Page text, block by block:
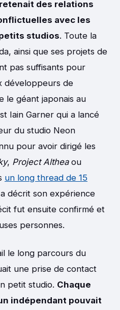
des relations
avec les
studios. Toute la
ainsi que ses projets de
pas suffisants pour
développeurs de
le géant japonais au
Iain Garner qui a lancé
du studio Neon
pour avoir dirigé les
, Project Altheaou
un long thread de 15
décrit son expérience
fut ensuite confirmé et
personnes.
le long parcours du
une prise de contact
petit studio. Chaque
indépendant pouvait